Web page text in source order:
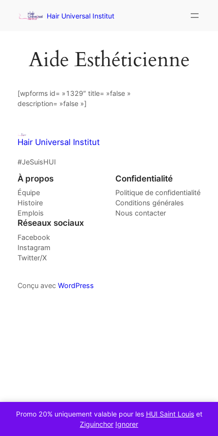
Promo 20% uniquement valable pour les HUI Saint Louiset
Ziguinchor Ignorer
Hair Universal Institut
Aide Esthéticienne
[wpforms id= »1329″ title= »false »
description= »false »]
Hair Universal Institut
#JeSuisHUI
À propos
Équipe
Histoire
Emplois
Confidentialité
Politique de confidentialité
Conditions générales
Nous contacter
Réseaux sociaux
Facebook
Instagram
Twitter/X
Conçu avec WordPress